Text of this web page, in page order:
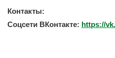
Контакты:
Соцсети ВКонтакте: https://